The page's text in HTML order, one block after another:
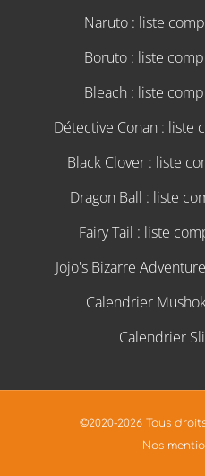
Naruto : liste
Boruto : liste
Bleach : liste
Détective Conan : liste
Black Clover : liste
Dragon Ball : liste
Fairy Tail : liste
Jojo's Bizarre
Calendrier
Calendrier
©2020-2026 Tous
Nos